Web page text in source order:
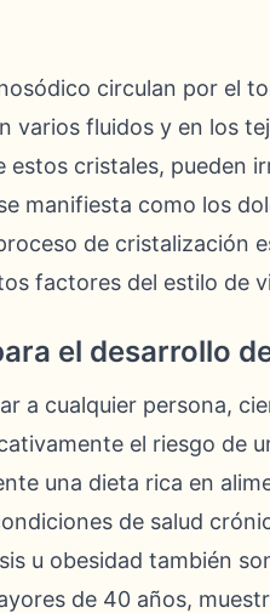
circulan por el
varios fluidos y en los
estos cristales, pueden
manifiesta como los
de cristalización
factores del estilo de
el desarrollo
a cualquier persona,
el riesgo de
una dieta rica en
de salud
u obesidad también
de 40 años,